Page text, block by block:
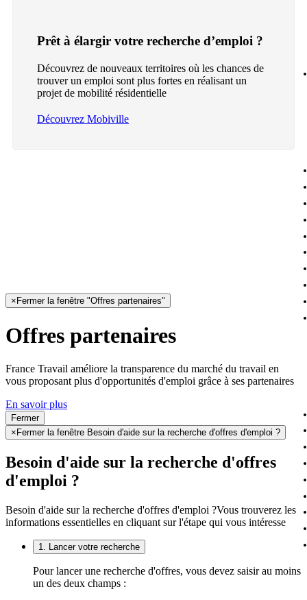
Prêt à élargir votre recherche d’emploi ?
Découvrez de nouveaux territoires où les chances de
trouver un emploi sont plus fortes en réalisant un
projet de mobilité résidentielle
Découvrez Mobiville
× Fermer la fenêtre "Offres partenaires"
Offres partenaires
France Travail améliore la transparence du marché du travail en
vous proposant plus d'opportunités d'emploi grâce à ses partenaires
En savoir plus
Fermer
× Fermer la fenêtre Besoin d'aide sur la recherche d'offres d'emploi ?
Besoin d'aide sur la recherche d'offres
d'emploi ?
Besoin d'aide sur la recherche d'offres d'emploi ?Vous trouverez les
informations essentielles en cliquant sur l'étape qui vous intéresse
1. Lancer votre recherche
Pour lancer une recherche d'offres, vous devez saisir au moins
un des deux champs :